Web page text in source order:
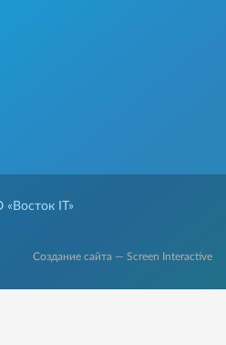
IT»
Создание сайта — Screen Interactive